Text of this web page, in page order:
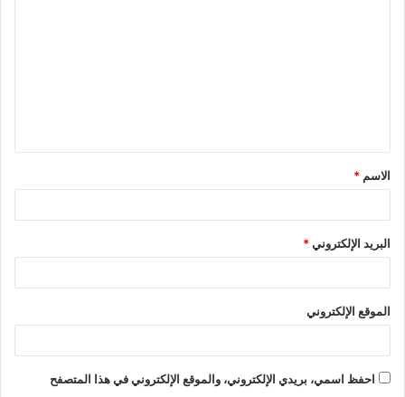
ق
*
الاسم *
البريد الإلكتروني*
الموقع الإلكتروني
احفظ اسمي، بريدي الإلكتروني، والموقع الإلكتروني في هذا المتصفح